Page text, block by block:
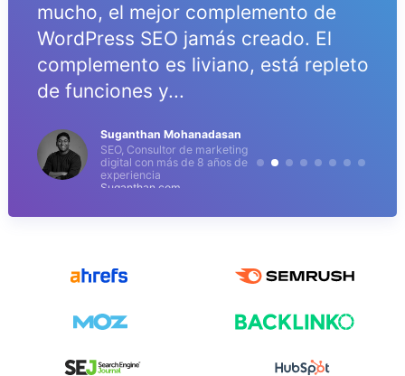
mucho, el mejor complemento de
WordPress SEO jamás creado. El
complemento es liviano, está repleto
de funciones y...
Suganthan Mohanadasan
SEO, Consultor de marketing
digital con más de 8 años de
experiencia
Suganthan.com